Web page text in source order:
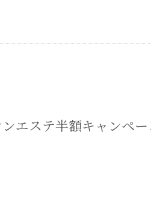
エステ半額キャンペ